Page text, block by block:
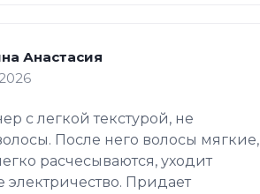
Анастасия
с легкой текстурой, не
После него волосы мягкие,
расчесываются, уходит
электричество. Придает